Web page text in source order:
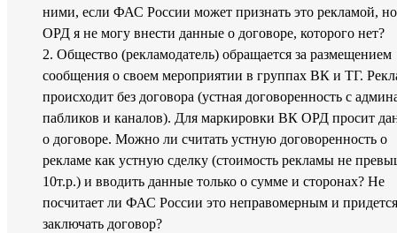
ними, если ФАС России может признать это рекламой,
ОРД я не могу внести данные о договоре, которого нет?
2. Общество (рекламодатель) обращается за размещением
сообщения о своем мероприятии в группах ВК и ТГ.
происходит без договора (устная договоренность с
пабликов и каналов). Для маркировки ВК ОРД просит
о договоре. Можно ли считать устную договоренность о
рекламе как устную сделку (стоимость рекламы не
10т.р.) и вводить данные только о сумме и сторонах? Не
посчитает ли ФАС России это неправомерным и придется
заключать договор?